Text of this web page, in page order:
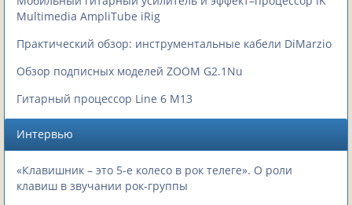
Multimedia AmpliTube iRig
Практический обзор: инструментальные кабели DiMarzio
Обзор подписных моделей ZOOM G2.1Nu
Гитарный процессор Line 6 M13
Интервью
«Клавишник – это 5-е колесо в рок телеге». О роли
клавиш в звучании рок-группы